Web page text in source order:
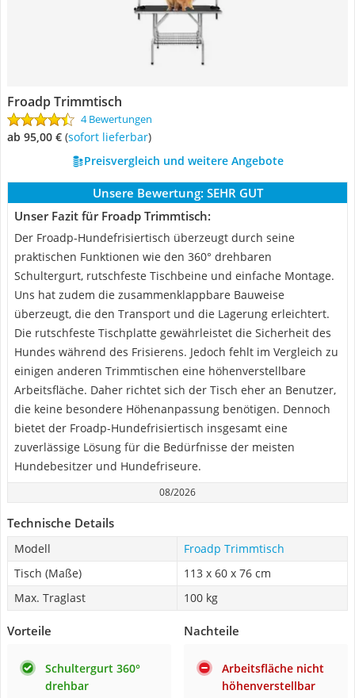
Froadp Trimmtisch
4 Bewertungen
ab 95,00 € ( Sofort lieferbar)
Preisvergleich und weitere Angebote
Unsere Bewertung: SEHR GUT
Unser Fazit für Froadp Trimmtisch:
Der Froadp-Hundefrisiertisch überzeugt durch seine
praktischen Funktionen wie den 360° drehbaren
Schultergurt, rutschfeste Tischbeine und einfache Montage.
Uns hat zudem die zusammenklappbare Bauweise
überzeugt, die den Transport und die Lagerung erleichtert.
Die rutschfeste Tischplatte gewährleistet die Sicherheit des
Hundes während des Frisierens. Jedoch fehlt im Vergleich zu
einigen anderen Trimmtischen eine höhenverstellbare
Arbeitsfläche. Daher richtet sich der Tisch eher an Benutzer,
die keine besondere Höhenanpassung benötigen. Dennoch
bietet der Froadp-Hundefrisiertisch insgesamt eine
zuverlässige Lösung für die Bedürfnisse der meisten
Hundebesitzer und Hundefriseure.
08/2026
Technische Details
Modell
Froadp Trimmtisch
Tisch (Maße)
113 x 60 x 76 cm
Max. Traglast
100 kg
Vorteile
Schultergurt 360°
drehbar
Nachteile
Arbeitsfläche nicht
höhenverstellbar